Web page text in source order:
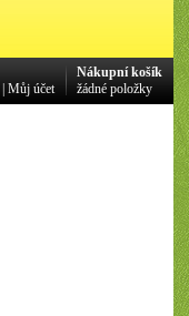
Nákupní košík
žádné položky
Můj účet